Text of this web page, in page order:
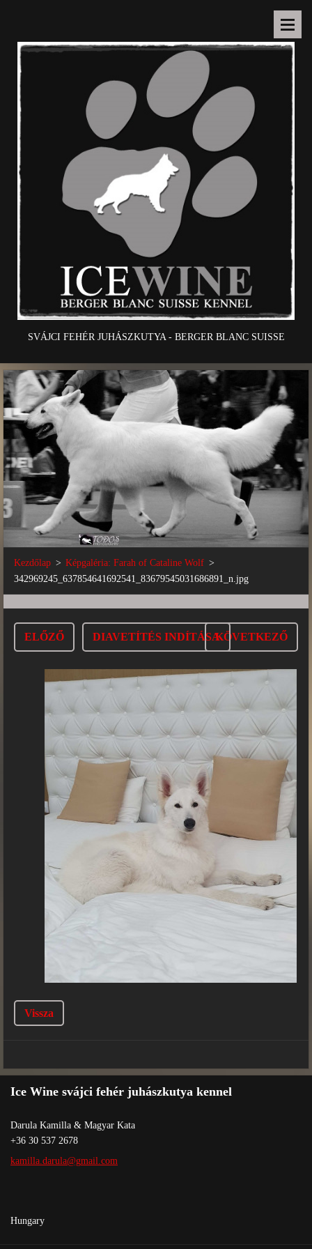
SVÁJCI FEHÉR JUHÁSZKUTYA - BERGER BLANC SUISSE
Kezdőlap > Képgaléria: Farah of Cataline Wolf >
342969245_637854641692541_83679545031686891_n.jpg
ELŐZŐ DIAVETÍTÉS INDÍTÁSAKÖVETKEZŐ
Vissza
Ice Wine svájci fehér juhászkutya kennel
Darula Kamilla & Magyar Kata
+36 30 537 2678
kamilla.darula@gmail.com
Hungary